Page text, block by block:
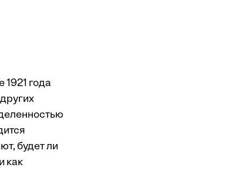
1921 года
будет ли
как